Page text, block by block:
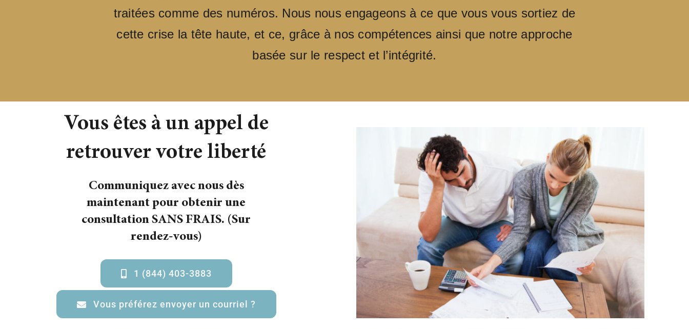
traitées comme des numéros. Nous nous engageons à ce que vous vous sortiez de
cette crise la tête haute, et ce, grâce à nos compétences ainsi que notre approche
basée sur le respect et l’intégrité.
Vous êtes à un appel de
retrouver votre liberté
Communiquez avec nous dès
maintenant pour obtenir une
consultation SANS FRAIS. (Sur
rendez-vous)
1 (844) 403-3883
Vous préférez envoyer un courriel ?